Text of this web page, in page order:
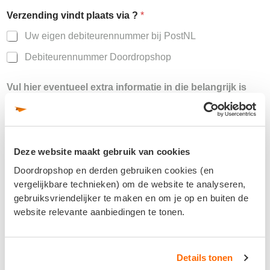
Deze website maakt gebruik van cookies
Doordropshop en derden gebruiken cookies (en
vergelijkbare technieken) om de website te analyseren,
gebruiksvriendelijker te maken en om je op en buiten de
website relevante aanbiedingen te tonen.
Details tonen
Verzending vindt plaats via ? *
Uw eigen debiteurennummer bij PostNL
Debiteurennummer Doordropshop
Vul hier eventueel extra informatie in die belangrijk is
Naam*